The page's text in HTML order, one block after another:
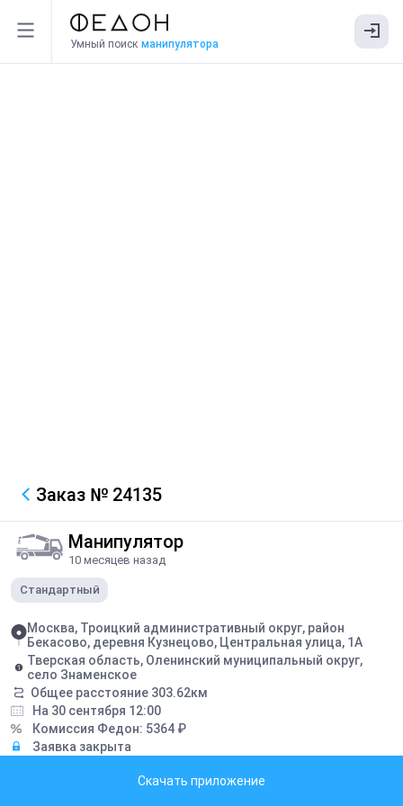
Умный поиск манипулятора
Заказ № 24135
Манипулятор
10 месяцев назад
Стандартный
Москва, Троицкий административный округ, район
Бекасово, деревня Кузнецово, Центральная улица, 1А
Тверская область, Оленинский муниципальный округ,
село Знаменское
Общее расстояние 303.62км
На 30 сентября 12:00
Комиссия Федон: 5364 ₽
Заявка закрыта
Скачать приложение